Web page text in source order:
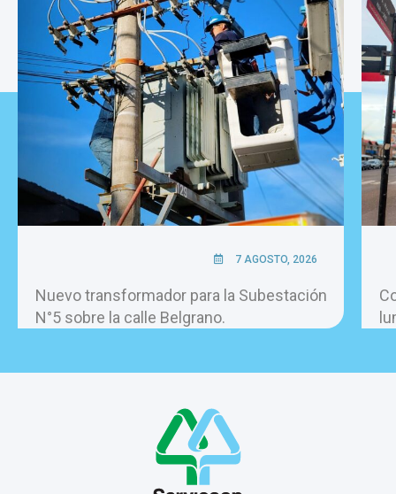
7 AGOSTO, 2026
Nuevo transformador para la Subestación
N°5 sobre la calle Belgrano.